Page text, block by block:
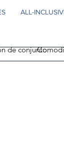
ALL-
de conjunto